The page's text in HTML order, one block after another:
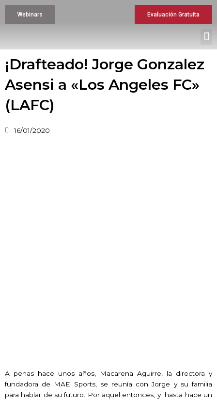
contenido
Webinars Evaluación Gratuita
¡Drafteado! Jorge Gonzalez
Asensi a «Los Angeles FC»
(LAFC)
16/01/2020
A penas hace unos años, Macarena Aguirre, la directora y
fundadora de MAE Sports, se reunía con Jorge y su familia
para hablar de su futuro. Por aquel entonces, y hasta hace un